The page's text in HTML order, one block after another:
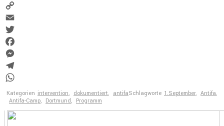
Copy
Link
Email
Twitter
Facebook
Messenger
Telegram
WhatsApp
Kategorien intervention, dokumentiert, antifaSchlagworte 1.September, Antifa,
Antifa-Camp, Dortmund, Programm